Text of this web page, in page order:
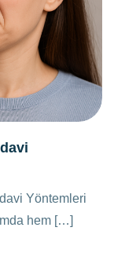
Yöntemleri
hem […]